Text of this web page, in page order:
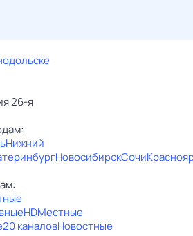
26-я
Нижний
НовосибирскСочи
HDМестные
20 каналовНовостные